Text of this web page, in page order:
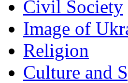
Civil Society
Image of
Religion
Culture and